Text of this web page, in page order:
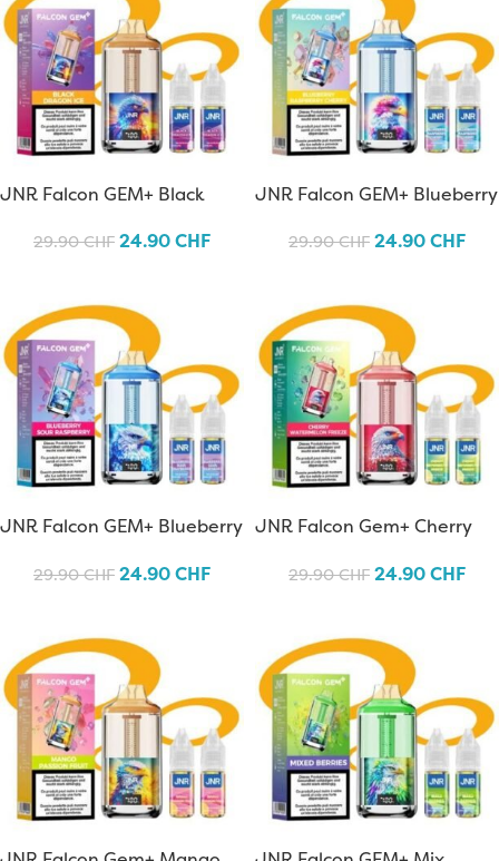
JNR Falcon GEM+ Black
29.90CHF 24.90CHF
JNR Falcon GEM+ Blueberry
29.90CHF 24.90CHF
JNR Falcon GEM+ Blueberry
29.90CHF 24.90CHF
JNR Falcon Gem+ Cherry
29.90CHF 24.90CHF